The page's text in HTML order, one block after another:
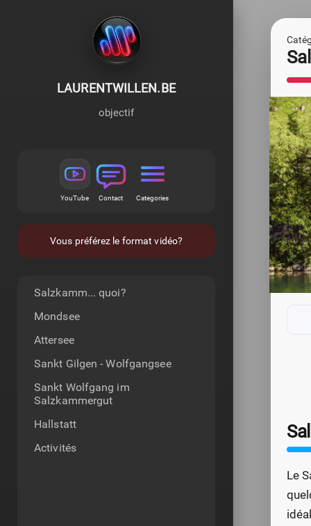
LAURENTWILLEN.BE
objectif
YouTube Contact Categories
Vous préférez le format vidéo?
Salzkamm... quoi?
Mondsee
Attersee
Sankt Gilgen - Wolfgangsee
Sankt Wolfgang im
Salzkammergut
Hallstatt
Activités
Le